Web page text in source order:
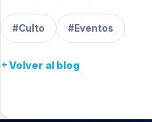
#Culto #Eventos
Volver al blog